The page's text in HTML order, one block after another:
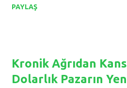
Fakültesi Toprak Bölümü 35100
ve ülkemizde toprağın, suyun ve
korunmasının önemli olduğu bilinci
PAYLAŞ
Kronik Ağrıdan
Dolarlık Pazarın Yeni